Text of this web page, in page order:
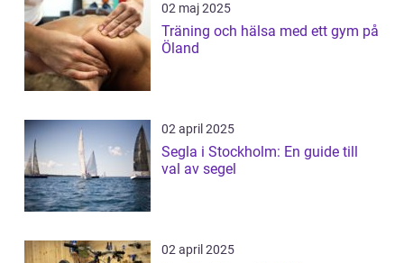
02 maj 2025
Träning och hälsa med ett gym på
Öland
02 april 2025
Segla i Stockholm: En guide till
val av segel
02 april 2025